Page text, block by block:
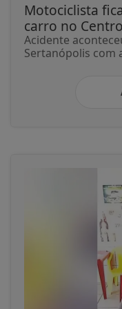
Motociclista
carro no
Acidente
Sertanópolis com